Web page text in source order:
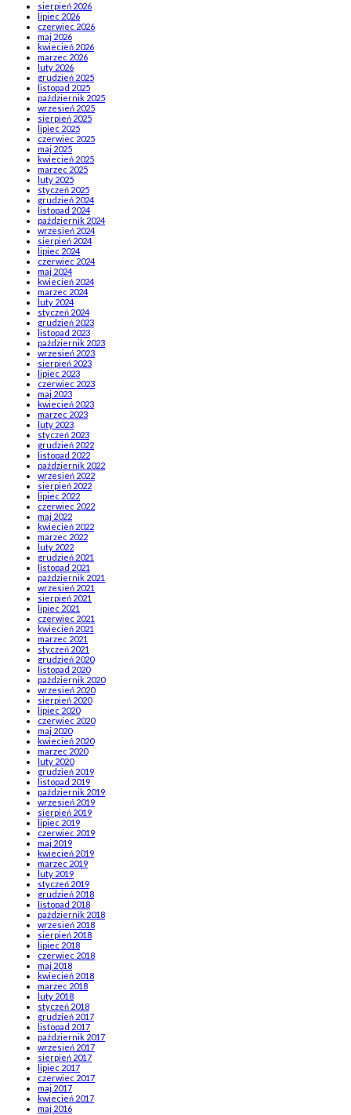
sierpień 2026
lipiec 2026
czerwiec 2026
maj 2026
kwiecień 2026
marzec 2026
luty 2026
grudzień 2025
listopad 2025
październik 2025
wrzesień 2025
sierpień 2025
lipiec 2025
czerwiec 2025
maj 2025
kwiecień 2025
marzec 2025
luty 2025
styczeń 2025
grudzień 2024
listopad 2024
październik 2024
wrzesień 2024
sierpień 2024
lipiec 2024
czerwiec 2024
maj 2024
kwiecień 2024
marzec 2024
luty 2024
styczeń 2024
grudzień 2023
listopad 2023
październik 2023
wrzesień 2023
sierpień 2023
lipiec 2023
czerwiec 2023
maj 2023
kwiecień 2023
marzec 2023
luty 2023
styczeń 2023
grudzień 2022
listopad 2022
październik 2022
wrzesień 2022
sierpień 2022
lipiec 2022
czerwiec 2022
maj 2022
kwiecień 2022
marzec 2022
luty 2022
grudzień 2021
listopad 2021
październik 2021
wrzesień 2021
sierpień 2021
lipiec 2021
czerwiec 2021
kwiecień 2021
marzec 2021
styczeń 2021
grudzień 2020
listopad 2020
październik 2020
wrzesień 2020
sierpień 2020
lipiec 2020
czerwiec 2020
maj 2020
kwiecień 2020
marzec 2020
luty 2020
grudzień 2019
listopad 2019
październik 2019
wrzesień 2019
sierpień 2019
lipiec 2019
czerwiec 2019
maj 2019
kwiecień 2019
marzec 2019
luty 2019
styczeń 2019
grudzień 2018
listopad 2018
październik 2018
wrzesień 2018
sierpień 2018
lipiec 2018
czerwiec 2018
maj 2018
kwiecień 2018
marzec 2018
luty 2018
styczeń 2018
grudzień 2017
listopad 2017
październik 2017
wrzesień 2017
sierpień 2017
lipiec 2017
czerwiec 2017
maj 2017
kwiecień 2017
maj 2016